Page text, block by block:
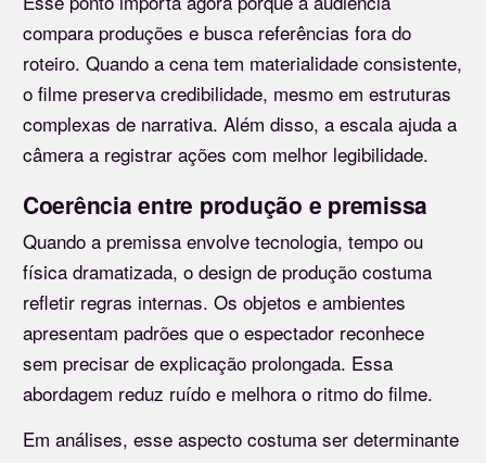
compara produções e busca referências fora do
roteiro. Quando a cena tem materialidade consistente,
o filme preserva credibilidade, mesmo em estruturas
complexas de narrativa. Além disso, a escala ajuda a
câmera a registrar ações com melhor legibilidade.
Coerência entre produção e premissa
Quando a premissa envolve tecnologia, tempo ou
física dramatizada, o design de produção costuma
refletir regras internas. Os objetos e ambientes
apresentam padrões que o espectador reconhece
sem precisar de explicação prolongada. Essa
abordagem reduz ruído e melhora o ritmo do filme.
Em análises, esse aspecto costuma ser determinante